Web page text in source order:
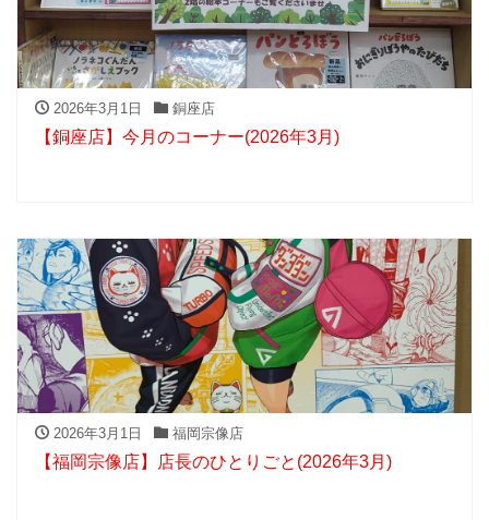
2026年3月1日 銅座店
【銅座店】今月のコーナー(2026年3月)
2026年3月1日 福岡宗像店
【福岡宗像店】店長のひとりごと(2026年3月)